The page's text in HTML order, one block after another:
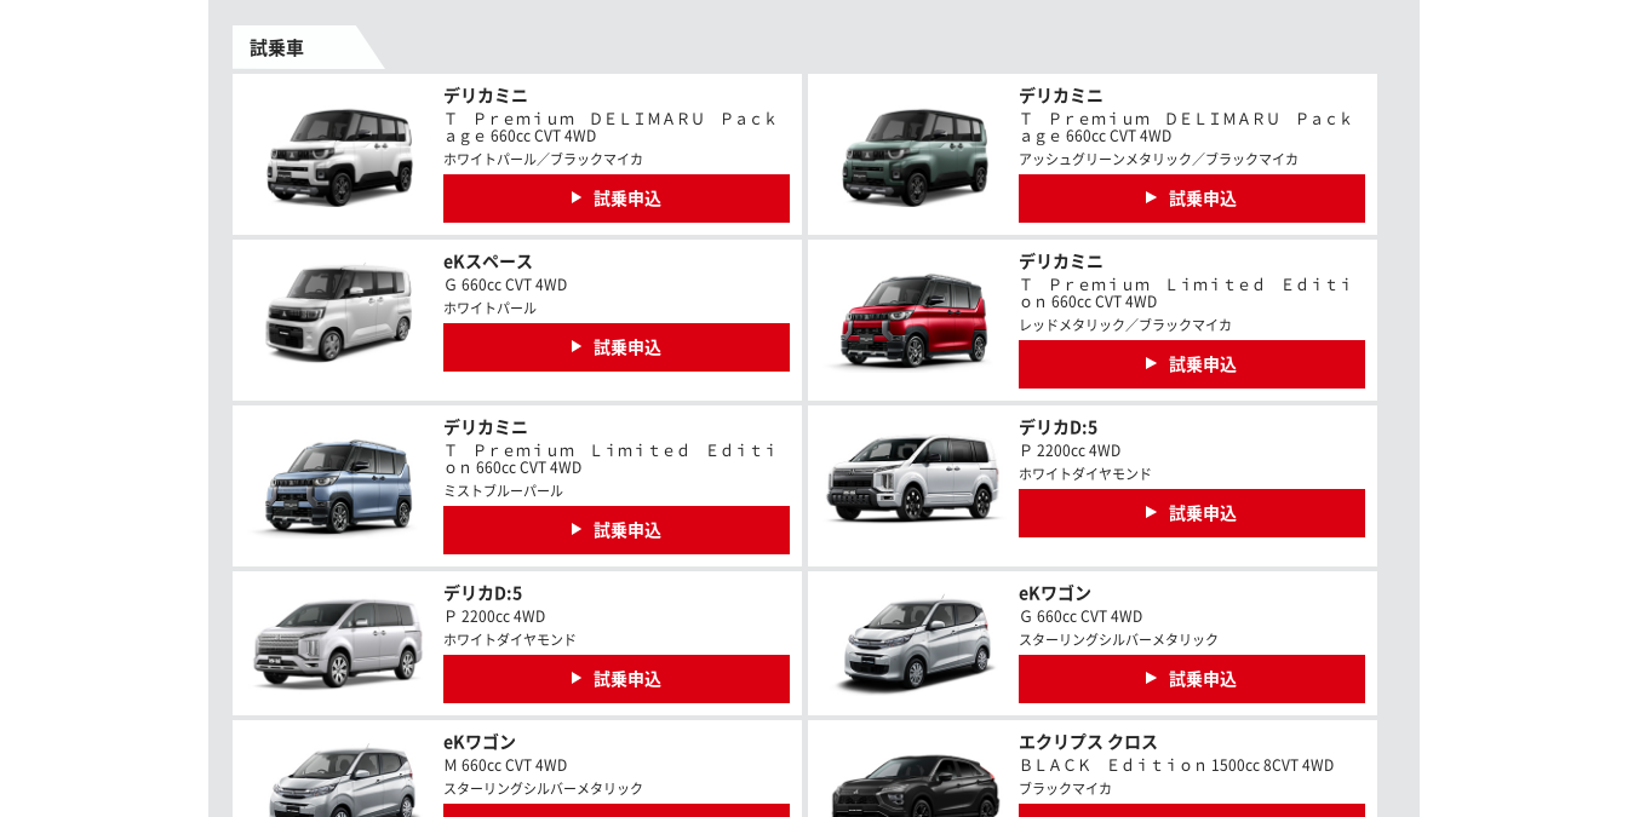
試乗車
デリカミニ
Ｔ Ｐｒｅｍｉｕｍ ＤＥＬＩＭＡＲＵ Ｐａｃｋ
ａｇｅ 660cc CVT 4WD
ホワイトパール／ブラックマイカ
試乗申込
デリカミニ
Ｔ Ｐｒｅｍｉｕｍ ＤＥＬＩＭＡＲＵ Ｐａｃｋ
ａｇｅ 660cc CVT 4WD
アッシュグリーンメタリック／ブラックマイカ
試乗申込
eKスペース
Ｇ 660cc CVT 4WD
ホワイトパール
試乗申込
デリカミニ
Ｔ Ｐｒｅｍｉｕｍ Ｌｉｍｉｔｅｄ Ｅｄｉｔｉ
ｏｎ 660cc CVT 4WD
レッドメタリック／ブラックマイカ
試乗申込
デリカミニ
Ｔ Ｐｒｅｍｉｕｍ Ｌｉｍｉｔｅｄ Ｅｄｉｔｉ
ｏｎ 660cc CVT 4WD
ミストブルーパール
試乗申込
デリカD:5
Ｐ 2200cc 4WD
ホワイトダイヤモンド
試乗申込
デリカD:5
Ｐ 2200cc 4WD
ホワイトダイヤモンド
試乗申込
eKワゴン
Ｇ 660cc CVT 4WD
スターリングシルバーメタリック
試乗申込
eKワゴン
Ｍ 660cc CVT 4WD
スターリングシルバーメタリック
エクリプス クロス
ＢＬＡＣＫ Ｅｄｉｔｉｏｎ 1500cc 8CVT 4WD
ブラックマイカ